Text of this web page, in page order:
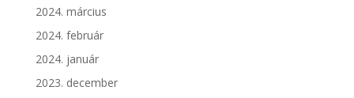
2024. március
2024. február
2024. január
2023. december